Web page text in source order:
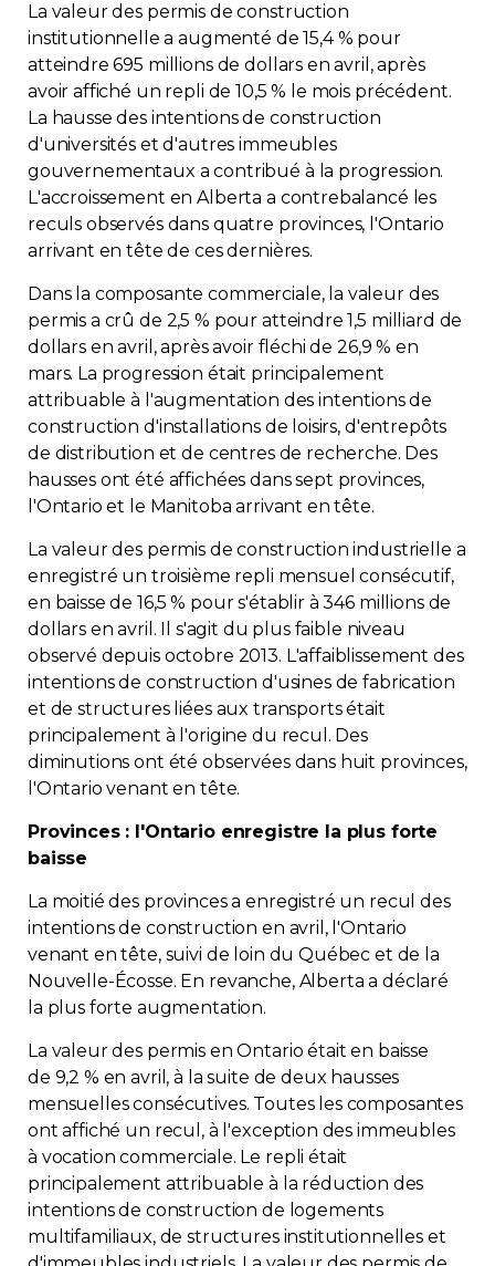
La valeur des permis de construction
institutionnelle a augmenté de 15,4 % pour
atteindre 695 millions de dollars en avril, après
avoir affiché un repli de 10,5 % le mois précédent.
La hausse des intentions de construction
d'universités et d'autres immeubles
gouvernementaux a contribué à la progression.
L'accroissement en Alberta a contrebalancé les
reculs observés dans quatre provinces, l'Ontario
arrivant en tête de ces dernières.
Dans la composante commerciale, la valeur des
permis a crû de 2,5 % pour atteindre 1,5 milliard de
dollars en avril, après avoir fléchi de 26,9 % en
mars. La progression était principalement
attribuable à l'augmentation des intentions de
construction d'installations de loisirs, d'entrepôts
de distribution et de centres de recherche. Des
hausses ont été affichées dans sept provinces,
l'Ontario et le Manitoba arrivant en tête.
La valeur des permis de construction industrielle a
enregistré un troisième repli mensuel consécutif,
en baisse de 16,5 % pour s'établir à 346 millions de
dollars en avril. Il s'agit du plus faible niveau
observé depuis octobre 2013. L'affaiblissement des
intentions de construction d'usines de fabrication
et de structures liées aux transports était
principalement à l'origine du recul. Des
diminutions ont été observées dans huit provinces,
l'Ontario venant en tête.
Provinces : l'Ontario enregistre la plus forte
baisse
La moitié des provinces a enregistré un recul des
intentions de construction en avril, l'Ontario
venant en tête, suivi de loin du Québec et de la
Nouvelle-Écosse. En revanche, Alberta a déclaré
la plus forte augmentation.
La valeur des permis en Ontario était en baisse
de 9,2 % en avril, à la suite de deux hausses
mensuelles consécutives. Toutes les composantes
ont affiché un recul, à l'exception des immeubles
à vocation commerciale. Le repli était
principalement attribuable à la réduction des
intentions de construction de logements
multifamiliaux, de structures institutionnelles et